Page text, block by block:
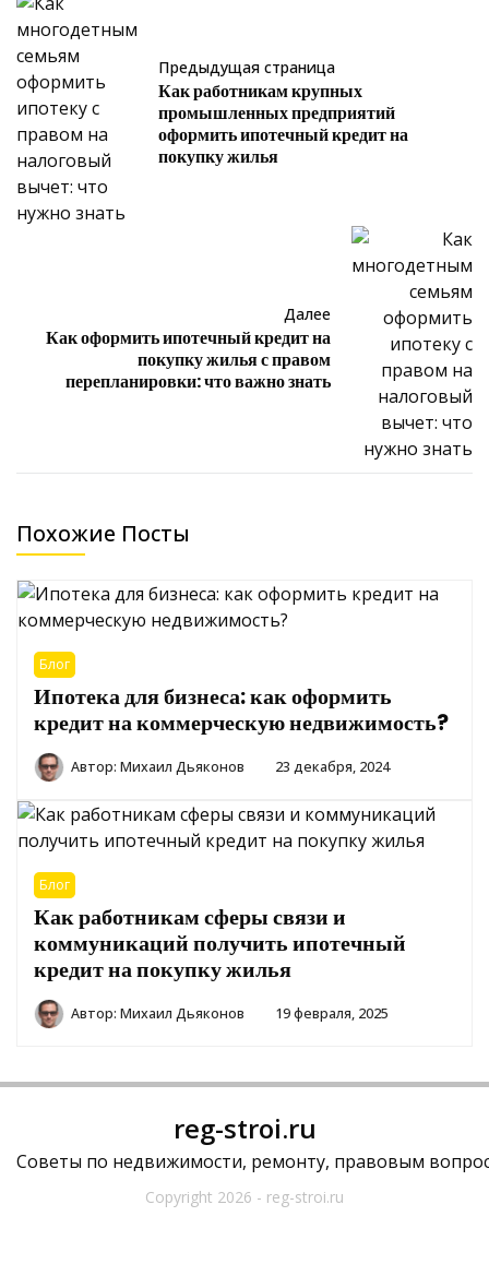
Предыдущая страница
Как работникам крупных
промышленных предприятий
оформить ипотечный кредит на
покупку жилья
Далее
Как оформить ипотечный кредит на
покупку жилья с правом
перепланировки: что важно знать
Похожие Посты
Блог
Ипотека для бизнеса: как оформить
кредит на коммерческую недвижимость?
Автор: Михаил Дьяконов 23 декабря, 2024
Блог
Как работникам сферы связи и
коммуникаций получить ипотечный
кредит на покупку жилья
Автор: Михаил Дьяконов 19 февраля, 2025
reg-stroi.ru
Советы по недвижимости, ремонту, правовым
Copyright 2026 - reg-stroi.ru